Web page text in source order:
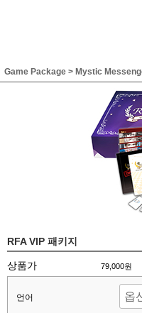
Game Package > Mystic
RFA VIP 패키지
상품가 79,000원
언어